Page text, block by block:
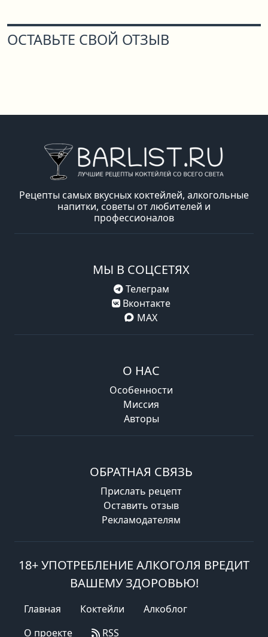
ОСТАВЬТЕ СВОЙ ОТЗЫВ
Рецепты самых вкусных коктейлей, алкогольные
напитки, советы от любителей и
профессионалов
МЫ В СОЦСЕТЯХ
Телеграм
Вконтакте
MAX
О НАС
Особенности
Миссия
Авторы
ОБРАТНАЯ СВЯЗЬ
Прислать рецепт
Оставить отзыв
Рекламодателям
18+ УПОТРЕБЛЕНИЕ АЛКОГОЛЯ ВРЕДИТ
ВАШЕМУ ЗДОРОВЬЮ!
Главная Коктейли
Алкоблог
О проекте
RSS